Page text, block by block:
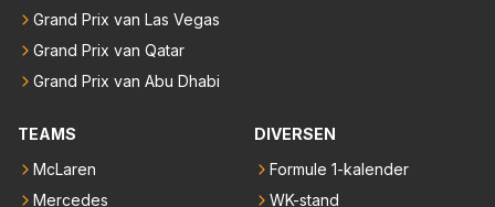
Grand Prix van Las Vegas
Grand Prix van Qatar
Grand Prix van Abu Dhabi
TEAMS
McLaren
Mercedes
DIVERSEN
Formule 1-kalender
WK-stand